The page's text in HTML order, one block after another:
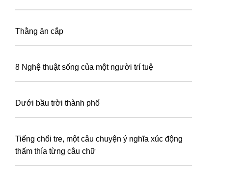
Thằng ăn cắp
8 Nghệ thuật sống của một người tɾí tuệ
Dưới bầu trời thành phố
Tiếng chổi tɾe, một câu chuyện ý nghĩa xúc động
thấm thía từng câu chữ